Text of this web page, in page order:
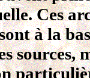
Ces
à la
sources,